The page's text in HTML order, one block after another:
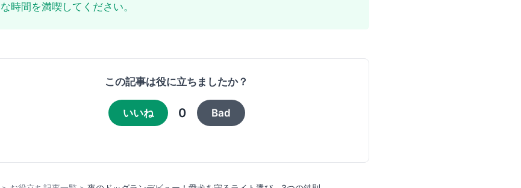
な時間を満喫してください。
この記事は役に立ちましたか？
いいね 0 Bad